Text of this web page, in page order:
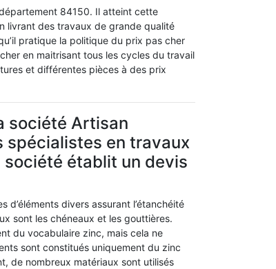
84150. Il atteint cette
livrant des travaux de grande qualité
pratique la politique du prix pas cher
en maitrisant tous les cycles du travail
et différentes pièces à des prix
société Artisan
spécialistes en travaux
société établit un devis
d’éléments divers assurant l’étanchéité
sont les chéneaux et les gouttières.
du vocabulaire zinc, mais cela ne
sont constitués uniquement du zinc
de nombreux matériaux sont utilisés